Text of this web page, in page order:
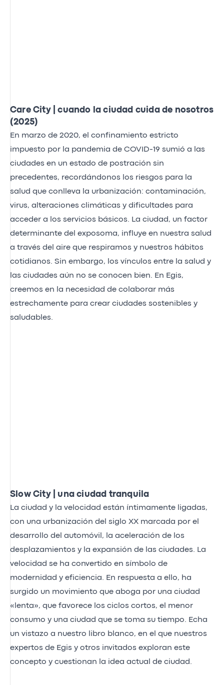
Care City | cuando la ciudad cuida de nosotros
(2025)
En marzo de 2020, el confinamiento estricto
impuesto por la pandemia de COVID-19 sumió a las
ciudades en un estado de postración sin
precedentes, recordándonos los riesgos para la
salud que conlleva la urbanización: contaminación,
virus, alteraciones climáticas y dificultades para
acceder a los servicios básicos. La ciudad, un factor
determinante del exposoma, influye en nuestra salud
a través del aire que respiramos y nuestros hábitos
cotidianos. Sin embargo, los vínculos entre la salud y
las ciudades aún no se conocen bien. En Egis,
creemos en la necesidad de colaborar más
estrechamente para crear ciudades sostenibles y
saludables.
Slow City | una ciudad tranquila
La ciudad y la velocidad están íntimamente ligadas,
con una urbanización del siglo XX marcada por el
desarrollo del automóvil, la aceleración de los
desplazamientos y la expansión de las ciudades. La
velocidad se ha convertido en símbolo de
modernidad y eficiencia. En respuesta a ello, ha
surgido un movimiento que aboga por una ciudad
«lenta», que favorece los ciclos cortos, el menor
consumo y una ciudad que se toma su tiempo. Echa
un vistazo a nuestro libro blanco, en el que nuestros
expertos de Egis y otros invitados exploran este
concepto y cuestionan la idea actual de ciudad.